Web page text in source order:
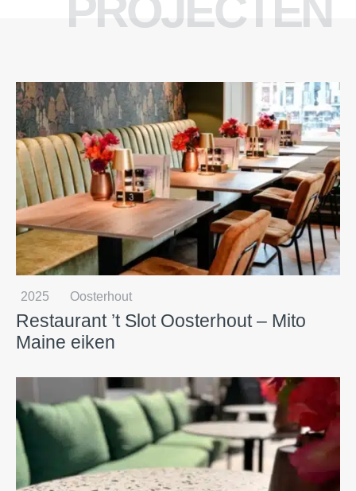
PROJECTEN
2025 Oosterhout
Restaurant ’t Slot Oosterhout – Mito
Maine eiken